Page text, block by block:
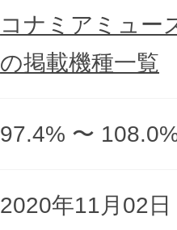
コナミアミュー
の掲載機種一覧
97.4% 〜
2020年11月02日